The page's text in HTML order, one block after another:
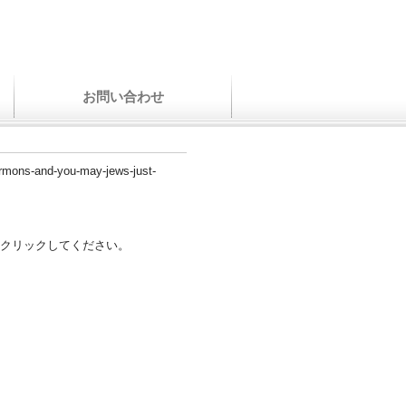
お問い合わせ
and-you-may-jews-just-
リックしてください。